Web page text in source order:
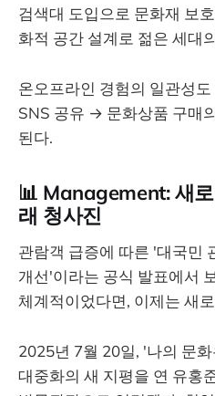
검색대 도입으로 문화재 보
화적 공간 설계로 젊은 세대
온오프라인 경험의 일관성
SNS 공유 → 문화상품 구매
된다.
📊 Management: 새
래 청사진
관람객 급증에 따른 '대국민
개선'이라는 공식 발표에서
체계적이었다면, 이제는 새
2025년 7월 20일, '나의 문
대중화의 새 지평을 연 유홍